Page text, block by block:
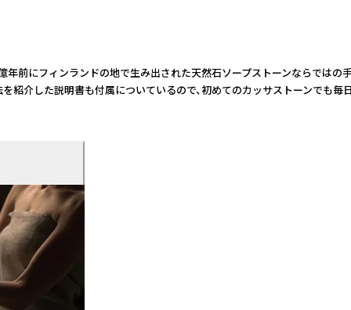
にフィンランドの地で生み出された天然石ソープストーンなら
した説明書も付属についているので、初めてのカッサストーン